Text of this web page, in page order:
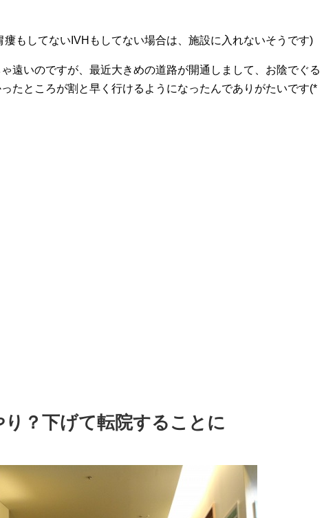
瘻もしてないIVHもしてない場合は、施設に入れないそうです)
遠いのですが、最近大きめの道路が開通しまして、お陰でぐる
たところが割と早く行けるようになったんでありがたいです(*
？下げて転院することに